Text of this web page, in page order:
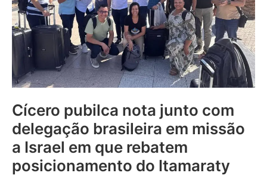
Cícero pubilca nota junto com
delegação brasileira em missão
a Israel em que rebatem
posicionamento do Itamaraty